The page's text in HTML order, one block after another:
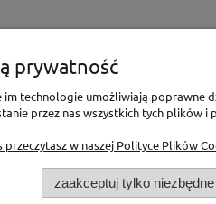
Koszyk
Dostawa
Twoje zamówienia
prywatność
technologie umożliwiają poprawne
przez nas wszystkich tych plików
w naszej Polityce Plików
zaakceptuj tylko niezbędne